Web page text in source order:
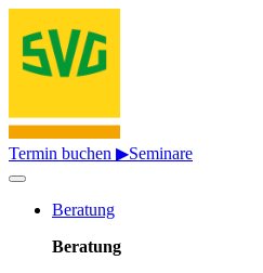
Termin buchen ▶Seminare
Beratung
Beratung